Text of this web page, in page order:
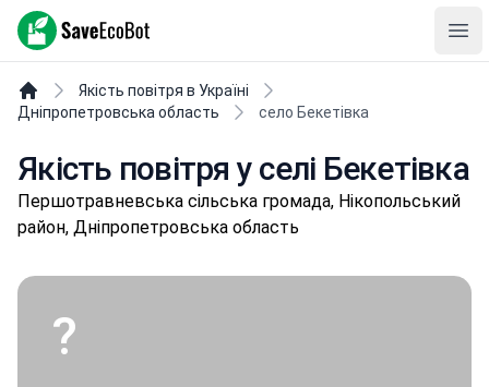
SaveEcoBot
Якість повітря в Україні
Дніпропетровська область
село Бекетівка
Якість повітря у селі Бекетівка
Пepшoтpaвнeвськa сільська громада, Нікопольський
район, Дніпропетровська область
?